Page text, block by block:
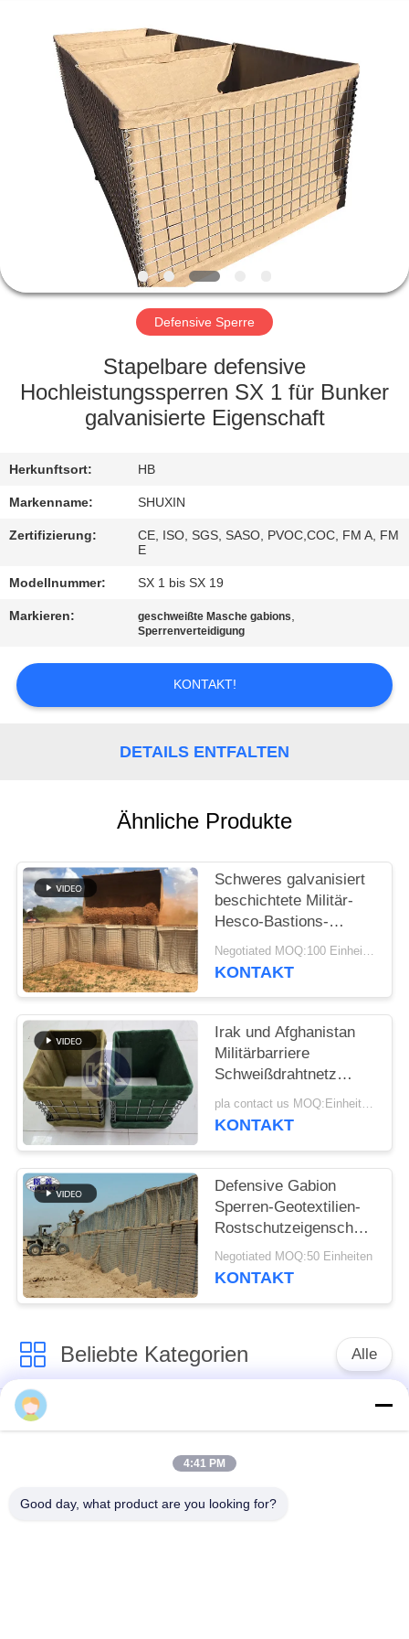
HEIM
PRODUKTE
WERKSBESICHTIGUNG
QUALITÄTSKONTROLLE
KONTAKT
UNS
NACHRICHTEN
BITTE UM
EIN
SITEMAP
DATENSCHUTZRICHTLINIE
Defensive Sperre
Stapelbare defensive
Hochleistungssperren SX 1 für Bunker
galvanisierte Eigenschaft
Herkunftsort: HB
Markenname: SHUXIN
Zertifizierung:
CE, ISO, SGS, SASO, PVOC,COC, FM A, FM
E
Modellnummer: SX 1 bis SX 19
Markieren: geschweißte Masche gabions,
Sperrenverteidigung
KONTAKT!
DETAILS ENTFALTEN
Ähnliche Produkte
Schweres galvanisiert
beschichtete Militär-
Hesco-Bastions-
Sperren-System
defensive Hesco-
Negotiated MOQ:100 Einheiten
KONTAKT
Irak und Afghanistan
Militärbarriere
Schweißdrahtnetz
Hesco
Verteidigungsbarriere
pla contact us MOQ:Einheit 10
KONTAKT
Defensive Gabion
Sperren-Geotextilien-
Rostschutzeigenschaft
Gavanized
Negotiated MOQ:50 Einheiten
KONTAKT
Beliebte Kategorien Alle
Defensive Sperre
Mit Sand gefüllte
4:41 PM
Good day, what product are you looking for?